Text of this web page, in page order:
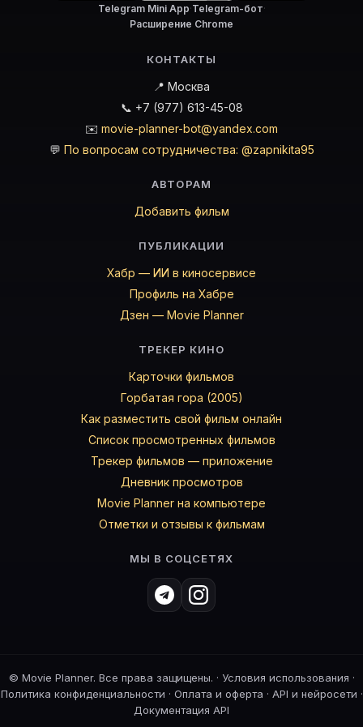
Telegram Mini App·Telegram-бот·
Расширение Chrome
КОНТАКТЫ
📍 Москва
📞 +7 (977) 613-45-08
✉️ movie-planner-bot@yandex.com
💬 По вопросам сотрудничества: @zapnikita95
АВТОРАМ
Добавить фильм
ПУБЛИКАЦИИ
Хабр — ИИ в киносервисе
Профиль на Хабре
Дзен — Movie Planner
ТРЕКЕР КИНО
Карточки фильмов
Горбатая гора (2005)
Как разместить свой фильм онлайн
Список просмотренных фильмов
Трекер фильмов — приложение
Дневник просмотров
Movie Planner на компьютере
Отметки и отзывы к фильмам
МЫ В СОЦСЕТЯХ
© Movie Planner. Все права защищены. · Условия использования ·
Политика конфиденциальности · Оплата и оферта · API и нейросети ·
Документация API